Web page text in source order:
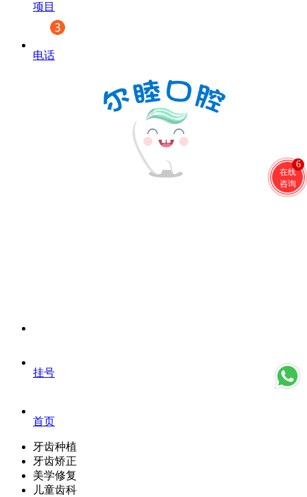
在线
咨询
6
项目
电话
挂号
首页
牙齿种植
牙齿矫正
美学修复
儿童齿科